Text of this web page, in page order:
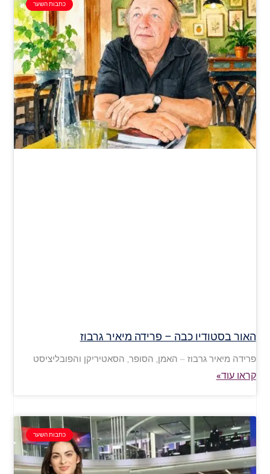
כתבות השער
האור בסטודיו כבה – פרידה מיאיר גרבוז
פרידה מיאיר גרבוז – האמן, הסופר, הסאטיריקן והפובליציסט
קראו עוד»
כתבות השער